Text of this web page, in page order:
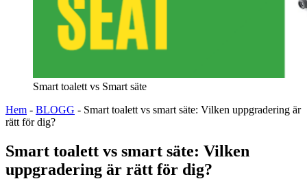
Smart toalett vs Smart säte
Hem - BLOGG - Smart toalett vs smart säte: Vilken uppgradering är
rätt för dig?
Smart toalett vs smart säte: Vilken
uppgradering är rätt för dig?